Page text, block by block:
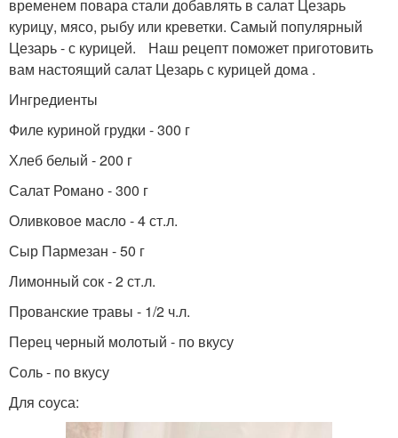
временем повара стали добавлять в салат Цезарь
курицу, мясо, рыбу или креветки. Самый популярный
Цезарь - с курицей. Наш рецепт поможет приготовить
вам настоящий салат Цезарь с курицей дома .
Ингредиенты
Филе куриной грудки - 300 г
Хлеб белый - 200 г
Салат Романо - 300 г
Оливковое масло - 4 ст.л.
Сыр Пармезан - 50 г
Лимонный сок - 2 ст.л.
Прованские травы - 1/2 ч.л.
Перец черный молотый - по вкусу
Соль - по вкусу
Для соуса: